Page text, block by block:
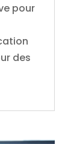
pour
des